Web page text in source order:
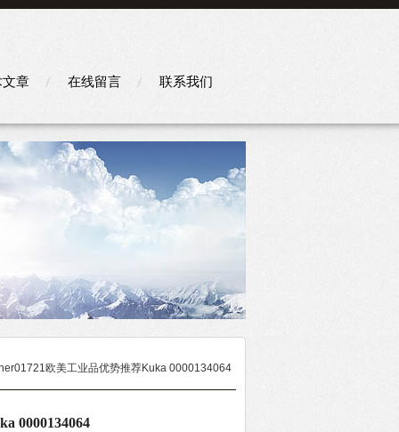
章 在线留言 联系我们
欧美工业品优势推荐Kuka 0000134064
0000134064